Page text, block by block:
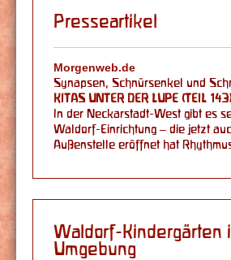
Presseartikel
Morgenweb.de
Synapsen, Schnürsenkel und
KITAS UNTER DER LUPE (TEIL
In der Neckarstadt-West gibt es
Waldorf-Einrichtung – die jetzt
Außenstelle eröffnet hat
Waldorf-Kindergärten
Umgebung